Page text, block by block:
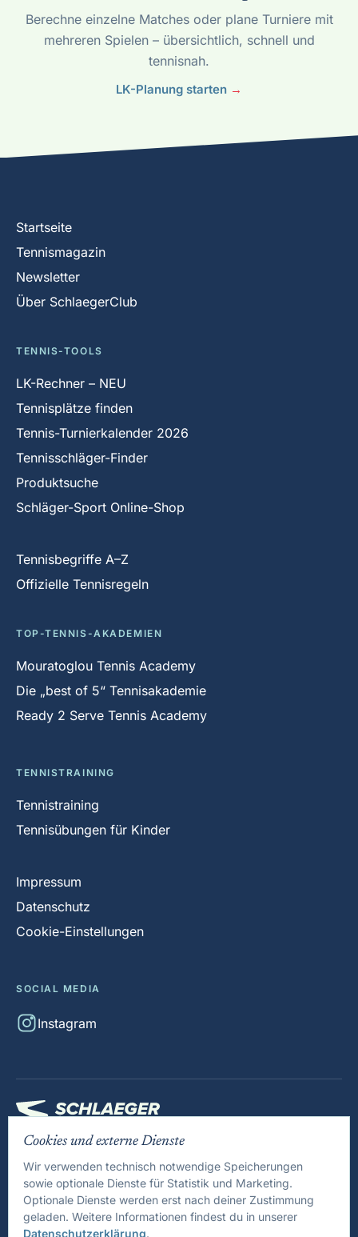
Berechne einzelne Matches oder plane Turniere mit
mehreren Spielen – übersichtlich, schnell und
tennisnah.
LK-Planung starten →
Startseite
Tennismagazin
Newsletter
Über SchlaegerClub
TENNIS-TOOLS
LK-Rechner – NEU
Tennisplätze finden
Tennis-Turnierkalender 2026
Tennisschläger-Finder
Produktsuche
Schläger-Sport Online-Shop
Tennisbegriffe A–Z
Offizielle Tennisregeln
TOP-TENNIS-AKADEMIEN
Mouratoglou Tennis Academy
Die „best of 5“ Tennisakademie
Ready 2 Serve Tennis Academy
TENNISTRAINING
Tennistraining
Tennisübungen für Kinder
Impressum
Datenschutz
Cookie-Einstellungen
SOCIAL MEDIA
Instagram
Tennis: Ein Sport. Viele Fragen. Eine Plattform.
Wir verbinden fundiertes Tenniswissen, praktische Tools und
klare Orientierung – für Spieler, Eltern, Trainer und Vereine.
Cookies und externe Dienste
Wir verwenden technisch notwendige Speicherungen
sowie optionale Dienste für Statistik und Marketing.
Optionale Dienste werden erst nach deiner Zustimmung
geladen. Weitere Informationen findest du in unserer
Datenschutzerklärung.